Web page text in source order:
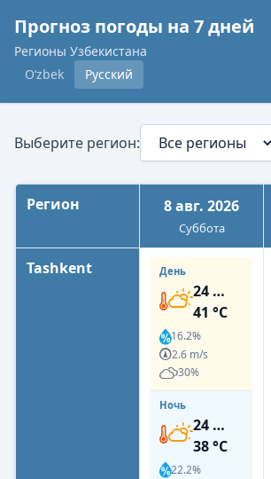
Прогноз погоды на 7 дней
Регионы Узбекистана
O‘zbek
Русский
Выберите регион:
Регион 8 авг. 2026
Суббота
Tashkent День
24 …
41 °C
16.2%
2.6 m/s
30%
Ночь
24 …
38 °C
22.2%